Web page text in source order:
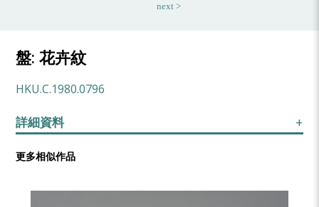
next >
盤: 花卉紋
HKU.C.1980.0796
詳細資料
更多相似作品